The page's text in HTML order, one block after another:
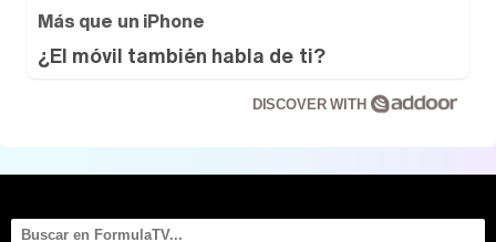
Más que un iPhone
¿El móvil también habla de ti?
DISCOVER WITH